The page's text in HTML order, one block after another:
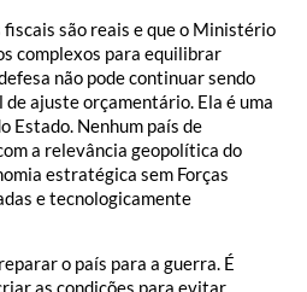
são reais e que o Ministério
complexos para equilibrar
não pode continuar sendo
ajuste orçamentário. Ela é uma
Estado. Nenhum país de
a relevância geopolítica do
estratégica sem Forças
e tecnologicamente
o país para a guerra. É
as condições para evitar